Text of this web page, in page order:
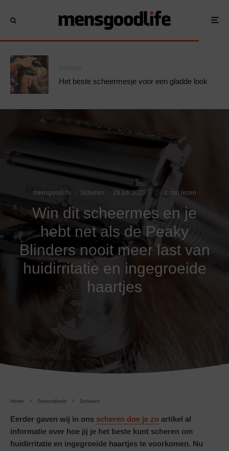
Het beste scheermesje voor een gladde look
mensgoodlife · Scheren · 28 juli 2020 · 2 min lezen
Win dit scheermes en je
hebt net als de Peaky
Blinders nooit meer last van
huidirritatie en ingegroeide
haartjes
Home Gezondheid Scheren
Eerder gaven wij in ons scheren doe je zo artikel al
informatie over hoe jij je het beste kunt scheren om
huidirritatie en ingegroeide haartjes te voorkomen. Nu